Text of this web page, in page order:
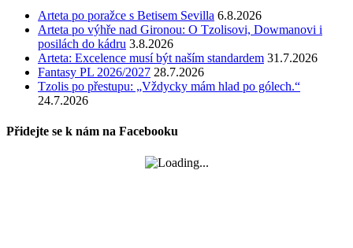
Arteta po poražce s Betisem Sevilla 6.8.2026
Arteta po výhře nad Gironou: O Tzolisovi, Dowmanovi i
posilách do kádru 3.8.2026
Arteta: Excelence musí být naším standardem 31.7.2026
Fantasy PL 2026/2027 28.7.2026
Tzolis po přestupu: „Vždycky mám hlad po gólech.“
24.7.2026
Přidejte se k nám na Facebooku